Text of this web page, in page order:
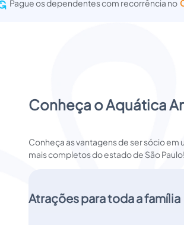
Pague os dependentes com recorrência no
Conheça o Aquática
Conheça as vantagens de ser sócio em
mais completos do estado de São Paulo!
Atrações para toda a família